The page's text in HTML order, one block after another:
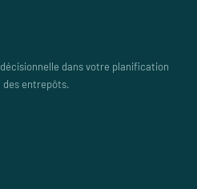
dans votre planification
entrepôts.